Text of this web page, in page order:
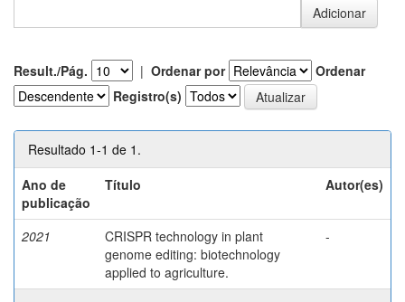
Result./Pág. | Ordenar por
Ordenar
Registro(s)
Resultado 1-1 de 1.
Ano de
publicação
Título Autor(es)
2021
CRISPR technology in plant
genome editing: biotechnology
applied to agriculture.
-